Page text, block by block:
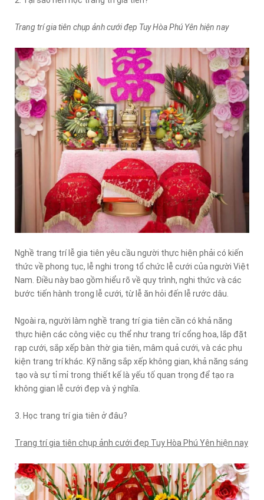
Trang trí gia tiên chụp ảnh cưới đẹp Tuy Hòa Phú Yên hiện nay
Nghề trang trí lễ gia tiên yêu cầu người thực hiện phải có kiến
thức về phong tục, lễ nghi trong tổ chức lễ cưới của người Việt
Nam. Điều này bao gồm hiểu rõ về quy trình, nghi thức và các
bước tiến hành trong lễ cưới, từ lễ ăn hỏi đến lễ rước dâu.
Ngoài ra, người làm nghề trang trí gia tiên cần có khả năng
thực hiện các công việc cụ thể như trang trí cổng hoa, lắp đặt
rạp cưới, sắp xếp bàn thờ gia tiên, mâm quả cưới, và các phụ
kiện trang trí khác. Kỹ năng sắp xếp không gian, khả năng sáng
tạo và sự tỉ mỉ trong thiết kế là yếu tố quan trọng để tạo ra
không gian lễ cưới đẹp và ý nghĩa.
3. Học trang trí gia tiên ở đâu?
Trang trí gia tiên chụp ảnh cưới đẹp Tuy Hòa Phú Yên hiện nay